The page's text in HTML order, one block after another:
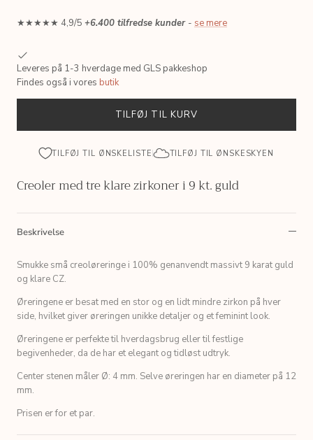
SIMPLE LINK GOLDEN CHAIN
Sterlingsølv, 18kt. forgyldt ♺
★★★★★ 4,9/5 +6.400 tilfredse kunder - se mere
Leveres på 1-3 hverdage med GLS pakkeshop
Findes også i vores butik
TILFØJ TIL KURV
TILFØJ TIL ØNSKELISTE TILFØJ TIL ØNSKESKYEN
Creoler med tre klare zirkoner i 9 kt. guld
Beskrivelse
Smukke små creoløreringe i 100% genanvendt massivt 9 karat guld
og klare CZ.
Øreringene er besat med en stor og en lidt mindre zirkon på hver
side, hvilket giver øreringen unikke detaljer og et feminint look.
Øreringene er perfekte til hverdagsbrug eller til festlige
begivenheder, da de har et elegant og tidløst udtryk.
Center stenen måler Ø: 4 mm. Selve øreringen har en diameter på 12
mm.
Prisen er for et par.